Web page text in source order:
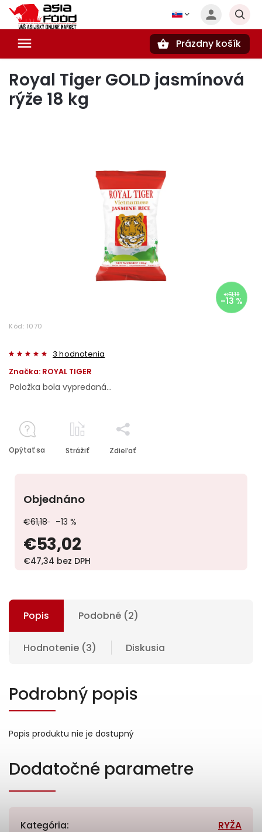
Prázdny košík
Royal Tiger GOLD jasmínová
rýže 18 kg
€61,18
–13 %
Kód: 1070
3 hodnotenia
Značka: ROYAL TIGER
€61,18 –13 %
€53,02
€47,34 bez DPH
Objednáno
Položka bola vypredaná…
Opýtať sa Strážiť Zdieľať
Popis Podobné (2)
Hodnotenie (3) Diskusia
Podrobný popis
Popis produktu nie je dostupný
Dodatočné parametre
Kategória: RYŽA